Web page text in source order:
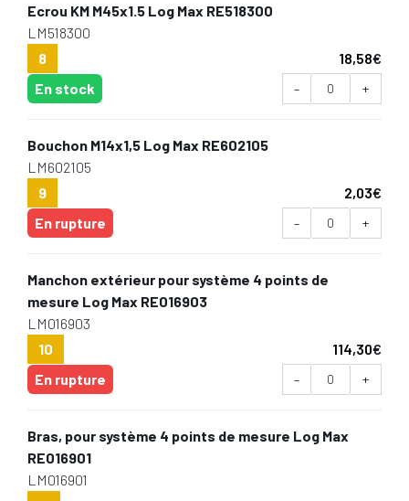
Ecrou KM M45x1.5 Log Max RE518300
LM518300
8
18,58€
En stock
- +
Bouchon M14x1,5 Log Max RE602105
LM602105
9
2,03€
En rupture
- +
Manchon extérieur pour système 4 points de
mesure Log Max RE016903
LM016903
10
114,30€
En rupture
- +
Bras, pour système 4 points de mesure Log Max
RE016901
LM016901